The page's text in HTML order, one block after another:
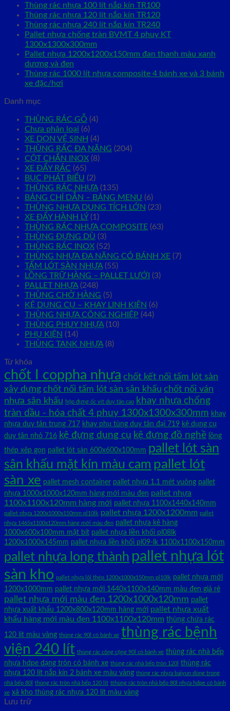
Thùng rác nhựa 100 lít nắp kín TR100
Thùng rác nhựa 120 lít nắp kín TR120
Thùng rác nhựa 240 lít nắp kín TR240
Pallet nhựa chống tràn BVMT 4 phuy KT
1300x1300x300mm
Pallet nhựa 1200x1200x150mm đan thanh màu xanh
dương và đen
Thùng rác 1000 lít nhựa composite 4 bánh xe và 3 bánh
xe đặc/hơi
Danh mục
THÙNG RÁC GỖ (4)
Chưa phân loại (6)
XE DỌN VỆ SINH (4)
THÙNG RÁC ĐA NĂNG (204)
CỘT CHẮN INOX (8)
XE ĐẨY RÁC (65)
BỤC PHÁT BIỂU (2)
THÙNG RÁC NHỰA (135)
BẢNG CHỈ DẪN – BẢNG MENU (6)
THÙNG NHỰA DUNG TÍCH LỚN (23)
XE ĐẨY HÀNH LÝ(1)
THÙNG RÁC NHỰA COMPOSITE (63)
THÙNG ĐỰNG DÙ (3)
THÙNG RÁC INOX (52)
THÙNG NHỰA ĐA NĂNG CÓ BÁNH XE (7)
TẤM LÓT SÀN NHỰA (55)
LỒNG TRỮ HÀNG – PALLET LƯỚI
(3)
PALLET NHỰA (248)
THÙNG CHỞ HÀNG (5)
KỆ DỤNG CỤ – KHAY LINH KIỆN (6)
THÙNG NHỰA CÔNG NGHIỆP (44)
THÙNG PHUY NHỰA (10)
PHỤ KIỆN (14)
THÙNG TANK NHỰA (8)
Từ khóa
chốt I coppha nhựa chốt kết nối tấm lót sàn
xây dựng chốt nối tấm lót sàn sân khấu chốt nối ván
nhựa sân khấu
hộp đựng ốc vít duy tân cao
khay nhựa chống
tràn dầu - hóa chất 4 phuy 1300x1300x300mm khay
nhựa duy tân trung 717 khay phụ tùng duy tân đại 719 kệ dụng cụ
duy tân nhỏ 716 kệ đựng dụng cụ kệ đựng đồ nghề lồng
thép xêp gọn pallet lót sàn 600x600x100mm pallet lót sàn
sân khấu mặt kín màu cam pallet lót
sàn xe pallet mesh container pallet nhựa 1.1 mét vuông pallet
nhựa 1000x1000x120mm hàng mới màu đen pallet nhựa
1100x1100x120mm hàng mới pallet nhựa 1100x1440x140mm
pallet nhựa 1200x1000x150mm pl10lk pallet nhựa 1200x1200mm pallet
nhựa 1465x1100x120mm hàng mới màu đen pallet nhựa kê hàng
1000x600x100mm mặt bít pallet nhựa liền khối pl08lk
1200x1000x145mm pallet nhựa liền khối pl09-lk 1100x1100x150mm
pallet nhựa long thành pallet nhựa lót
sàn kho pallet nhựa lõi thép 1200x1000x150mm pl10lk pallet nhựa mới
1200x1000mm pallet nhựa mới 1440x1100x140mm màu đen giá rẻ
pallet nhựa mới màu đen 1200x1000x120mm pallet
nhựa xuất khẩu 1200x800x120mm hàng mới pallet nhựa xuất
khẩu hàng mới màu đen 1100x1100x120mm thùng chứa rác
120 lít màu vàng thùng rác 90l có bánh xe thùng rác bệnh
viện 240 lít thùng rác công cộng 90l có bánh xe thùng rác nhà bếp
nhựa hdpe dạng tròn có bánh xe thùng rác nhà bếp tròn 120l
thùng rác
nhựa 120 lít nắp kín 2 bánh xe màu vàng thùng rác nhựa baiyun dùng trong
nhà bếp 80l
thùng rác tròn nhà bếp 120 lít tthùng rác tròn nhà bếp 80l nhựa hdpe có bánh
xe xả kho thùng rác nhựa 120 lít màu vàng
Lưu trữ